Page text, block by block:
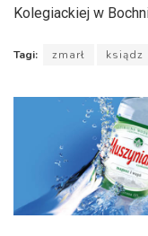
Kolegiackiej w
Tagi: zmarł ksiądz